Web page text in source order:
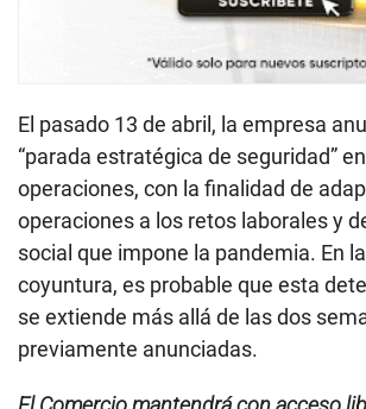
El pasado 13 de abril, la empresa
“parada estratégica de seguridad”
operaciones, con la finalidad de
operaciones a los retos laborales y
social que impone la pandemia. En
coyuntura, es probable que esta
se extiende más allá de las dos
previamente anunciadas.